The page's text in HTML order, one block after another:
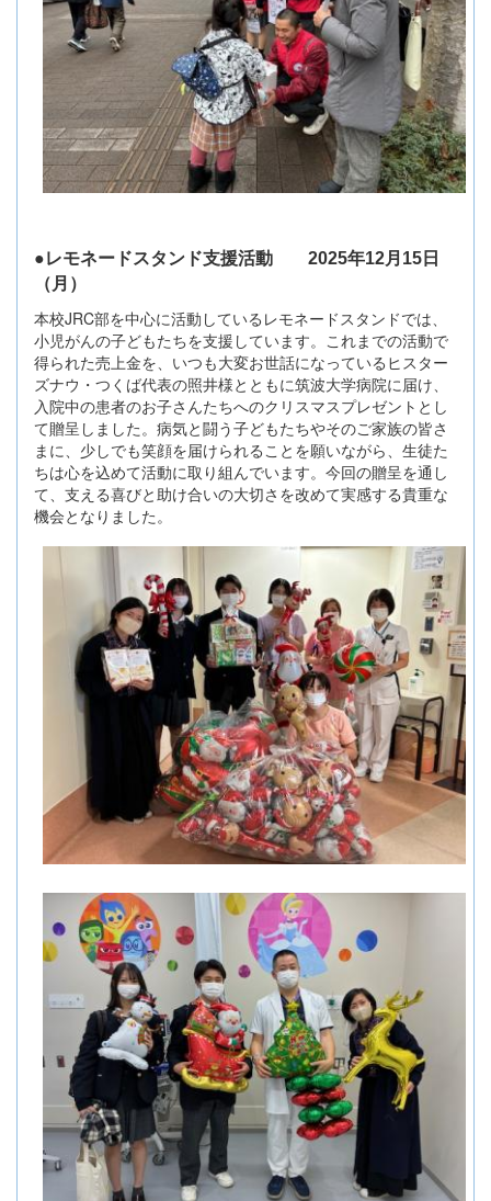
●レモネードスタンド支援活動 2025年12月15日
（月）
本校JRC部を中心に活動しているレモネードスタンドでは、
小児がんの子どもたちを支援しています。これまでの活動で
得られた売上金を、いつも大変お世話になっているヒスター
ズナウ・つくば代表の照井様とともに筑波大学病院に届け、
入院中の患者のお子さんたちへのクリスマスプレゼントとし
て贈呈しました。病気と闘う子どもたちやそのご家族の皆さ
まに、少しでも笑顔を届けられることを願いながら、生徒た
ちは心を込めて活動に取り組んでいます。今回の贈呈を通し
て、支える喜びと助け合いの大切さを改めて実感する貴重な
機会となりました。